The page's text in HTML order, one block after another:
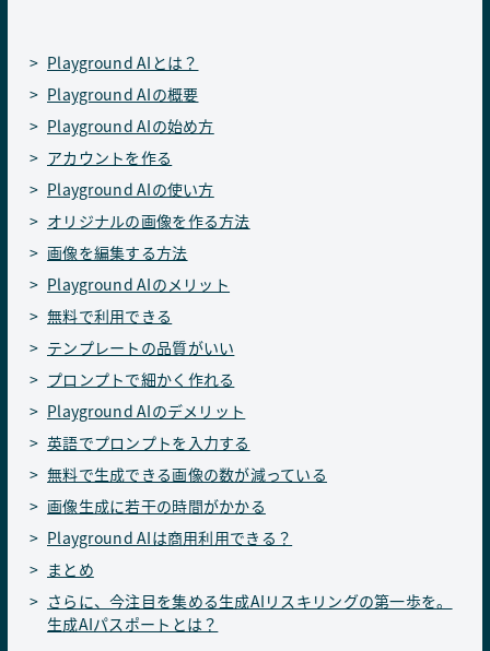
Playground AIとは？
Playground AIの概要
Playground AIの始め方
アカウントを作る
Playground AIの使い方
オリジナルの画像を作る方法
画像を編集する方法
Playground AIのメリット
無料で利用できる
テンプレートの品質がいい
プロンプトで細かく作れる
Playground AIのデメリット
英語でプロンプトを入力する
無料で生成できる画像の数が減っている
画像生成に若干の時間がかかる
Playground AIは商用利用できる？
まとめ
さらに、今注目を集める生成AIリスキリングの第一歩を。
生成AIパスポートとは？